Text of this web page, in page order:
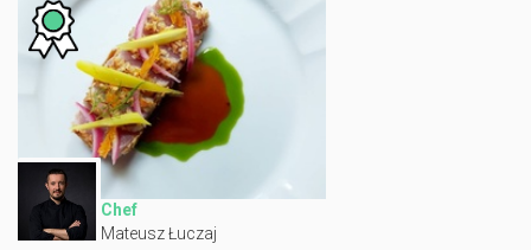
Chef
Mateusz Łuczaj